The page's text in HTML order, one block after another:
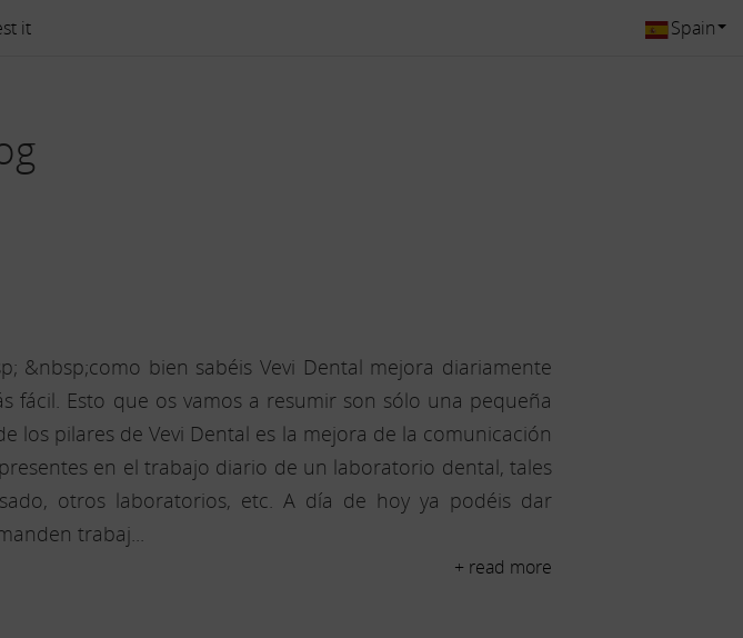
it Spain
&nbsp;como bien sabéis Vevi Dental mejora diariamente
fácil. Esto que os vamos a resumir son sólo una pequeña
los pilares de Vevi Dental es la mejora de la comunicación
en el trabajo diario de un laboratorio dental, tales
otros laboratorios, etc. A día de hoy ya podéis dar
trabaj...
+ read more